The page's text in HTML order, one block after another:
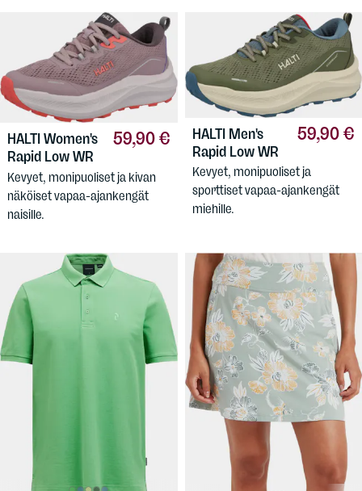
59,90 €
HALTIWomen's
Rapid Low WR
Kevyet, monipuoliset ja kivan
näköiset vapaa-ajankengät
naisille.
59,90 €
HALTI Men's
Rapid Low WR
Kevyet, monipuoliset ja
sporttiset vapaa-ajankengät
miehille.